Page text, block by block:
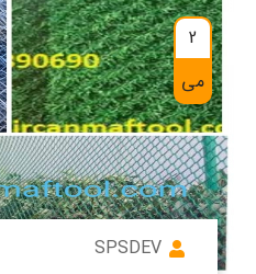
2
می
SPSDEV